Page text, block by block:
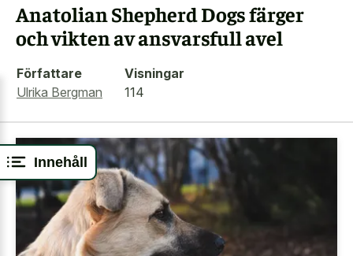
Innehåll
Anatolian Shepherd Dogs färger
och vikten av ansvarsfull avel
Författare
Ulrika Bergman
Visningar
114